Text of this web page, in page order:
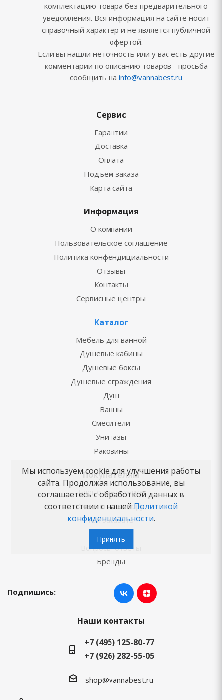
комплектацию товара без предварительного
уведомления. Вся информация на сайте носит
справочный характер и не является публичной
офертой.
Если вы нашли неточность или у вас есть другие
комментарии по описанию товаров - просьба
сообщить на info@vannabest.ru
Сервис
Гарантии
Доставка
Оплата
Подъём заказа
Карта сайта
Информация
О компании
Пользовательское соглашение
Политика конфендициальности
Отзывы
Контакты
Сервисные центры
Каталог
Мебель для ванной
Душевые кабины
Душевые боксы
Душевые ограждения
Душ
Ванны
Смесители
Унитазы
Раковины
Покупателям
Блог о сантехнике
Советы по выбору
Как заказать
Вопросы-ответы
Бренды
Подпишись:
Наши контакты
+7 (495) 125-80-77
+7 (926) 282-55-05
shop@vannabest.ru
Мы используем cookie для улучшения работы
сайта. Продолжая использование, вы
соглашаетесь с обработкой данных в
соответствии с нашей Политикой
конфиденциальности.
Принять